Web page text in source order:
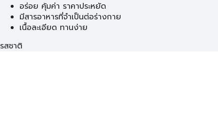
อร่อย คุ้มค่า ราคาประหยัด
มีสารอาหารที่จำเป็นต่อร่างกาย
เนื้อละเอียด ทานง่าย
รสชาติ